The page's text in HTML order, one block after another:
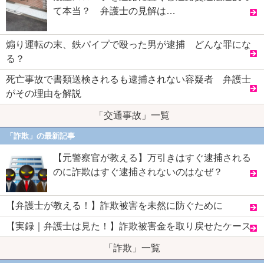
て本当？ 弁護士の見解は…
煽り運転の末、鉄パイプで殴った男が逮捕 どんな罪にな
る？
死亡事故で書類送検されるも逮捕されない容疑者 弁護士
がその理由を解説
「交通事故」一覧
「詐欺」の最新記事
【元警察官が教える】万引きはすぐ逮捕される
のに詐欺はすぐ逮捕されないのはなぜ？
【弁護士が教える！】詐欺被害を未然に防ぐために
【実録｜弁護士は見た！】詐欺被害金を取り戻せたケース
「詐欺」一覧